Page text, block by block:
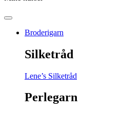
Broderigarn
Silketråd
Lene’s Silketråd
Perlegarn